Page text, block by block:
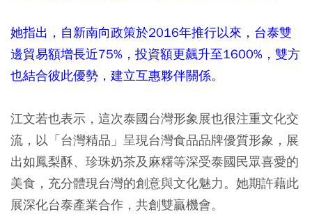
她指出，自新南向政策於2016年推行以來，台泰雙
邊貿易額增長近75%，投資額更飆升至1600%，雙方
也結合彼此優勢，建立互惠夥伴關係。
江文若也表示，這次泰國台灣形象展也很注重文化交
流，以「台灣精品」呈現台灣食品品牌優質形象，展
出如鳳梨酥、珍珠奶茶及麻糬等深受泰國民眾喜愛的
美食，充分體現台灣的創意與文化魅力。她期許藉此
展深化台泰產業合作，共創雙贏機會。